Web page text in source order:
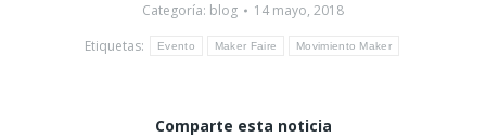
Categoría: blog
14 mayo, 2018
Etiquetas:
Evento Maker Faire Movimiento Maker
Comparte esta noticia